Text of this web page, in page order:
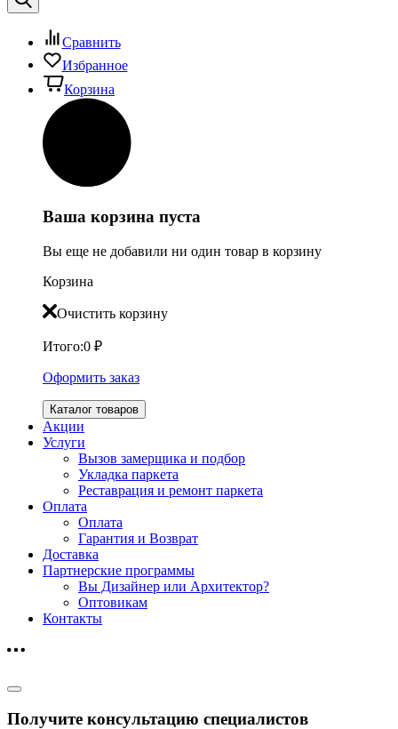
Сравнить
Избранное
Корзина
Ваша корзина пуста
Вы еще не добавили ни один товар в корзину
Корзина
Очистить корзину
Итого:0 ₽
Оформить заказ
Каталог товаров
Акции
Услуги
Вызов замерщика и подбор
Укладка паркета
Реставрация и ремонт паркета
Оплата
Оплата
Гарантия и Возврат
Доставка
Партнерские программы
Вы Дизайнер или Архитектор?
Оптовикам
Контакты
Получите консультацию специалистов